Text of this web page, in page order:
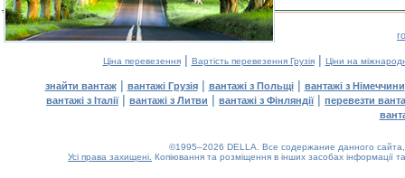
Ціна перевезення| Вартість перевезення Грузія| Ціни на
знайти вантаж| вантажі Грузія| вантажі з Польщі| вантажі з Німеччини
вантажі з Італії| вантажі з Литви | вантажі з Фінляндії| перевезти
©1995–2026 DELLA. Все содержание данного
Усі права захищені. Копіювання та розміщення в інших засобах інформації